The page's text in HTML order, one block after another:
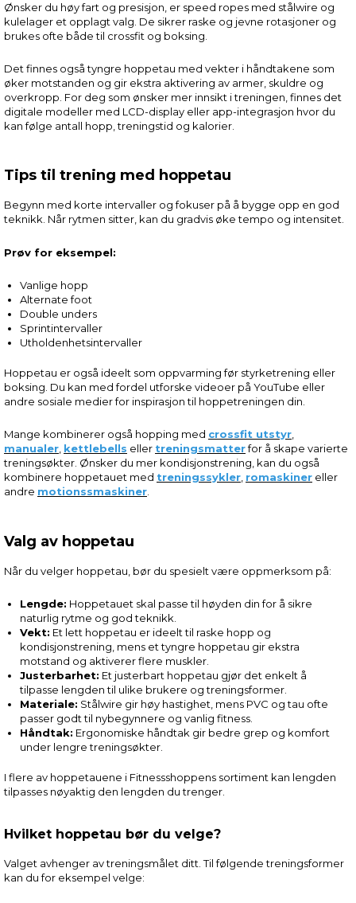
Ønsker du høy fart og presisjon, er speed ropes med stålwire og
kulelager et opplagt valg. De sikrer raske og jevne rotasjoner og
brukes ofte både til crossfit og boksing.
Det finnes også tyngre hoppetau med vekter i håndtakene som
øker motstanden og gir ekstra aktivering av armer, skuldre og
overkropp. For deg som ønsker mer innsikt i treningen, finnes det
digitale modeller med LCD-display eller app-integrasjon hvor du
kan følge antall hopp, treningstid og kalorier.
Tips til trening med hoppetau
Begynn med korte intervaller og fokuser på å bygge opp en god
teknikk. Når rytmen sitter, kan du gradvis øke tempo og intensitet.
Prøv for eksempel:
Vanlige hopp
Alternate foot
Double unders
Sprintintervaller
Utholdenhetsintervaller
Hoppetau er også ideelt som oppvarming før styrketrening eller
boksing. Du kan med fordel utforske videoer på YouTube eller
andre sosiale medier for inspirasjon til hoppetreningen din.
Mange kombinerer også hopping med crossfit utstyr,
manualer, kettlebells eller treningsmatterfor å skape varierte
treningsøkter. Ønsker du mer kondisjonstrening, kan du også
kombinere hoppetauet med treningssykler, romaskiner eller
andre motionssmaskiner.
Valg av hoppetau
Når du velger hoppetau, bør du spesielt være oppmerksom på:
Lengde: Hoppetauet skal passe til høyden din for å sikre
naturlig rytme og god teknikk.
Vekt: Et lett hoppetau er ideelt til raske hopp og
kondisjonstrening, mens et tyngre hoppetau gir ekstra
motstand og aktiverer flere muskler.
Justerbarhet: Et justerbart hoppetau gjør det enkelt å
tilpasse lengden til ulike brukere og treningsformer.
Materiale: Stålwire gir høy hastighet, mens PVC og tau ofte
passer godt til nybegynnere og vanlig fitness.
Håndtak: Ergonomiske håndtak gir bedre grep og komfort
under lengre treningsøkter.
I flere av hoppetauene i Fitnessshoppens sortiment kan lengden
tilpasses nøyaktig den lengden du trenger.
Hvilket hoppetau bør du velge?
Valget avhenger av treningsmålet ditt. Til følgende treningsformer
kan du for eksempel velge: